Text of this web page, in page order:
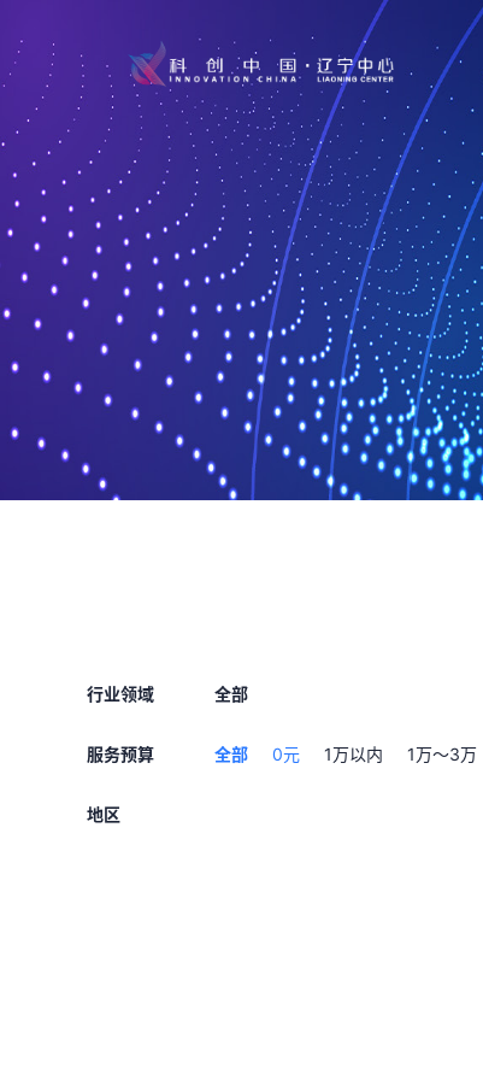
行业领域 全部
服务预算 全部 0元 1万以内 1万～3万
地区